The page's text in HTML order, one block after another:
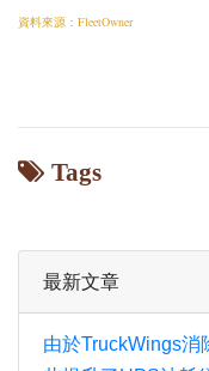
資料來源： FleetOwner
Tags
最新文章
由於TruckWings消